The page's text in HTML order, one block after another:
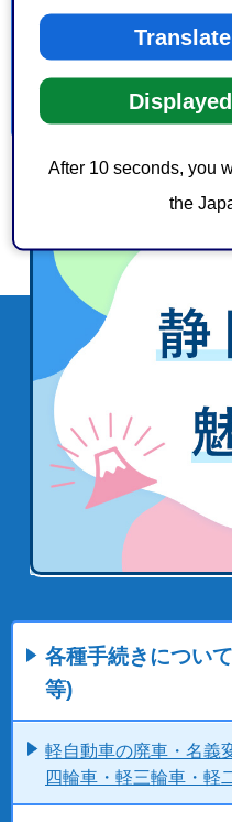
After 10 seconds, you
the
3：見つけにくかった
各種手続きについ
等)
軽自動車の廃車・名義
四輪車・軽三輪車・軽